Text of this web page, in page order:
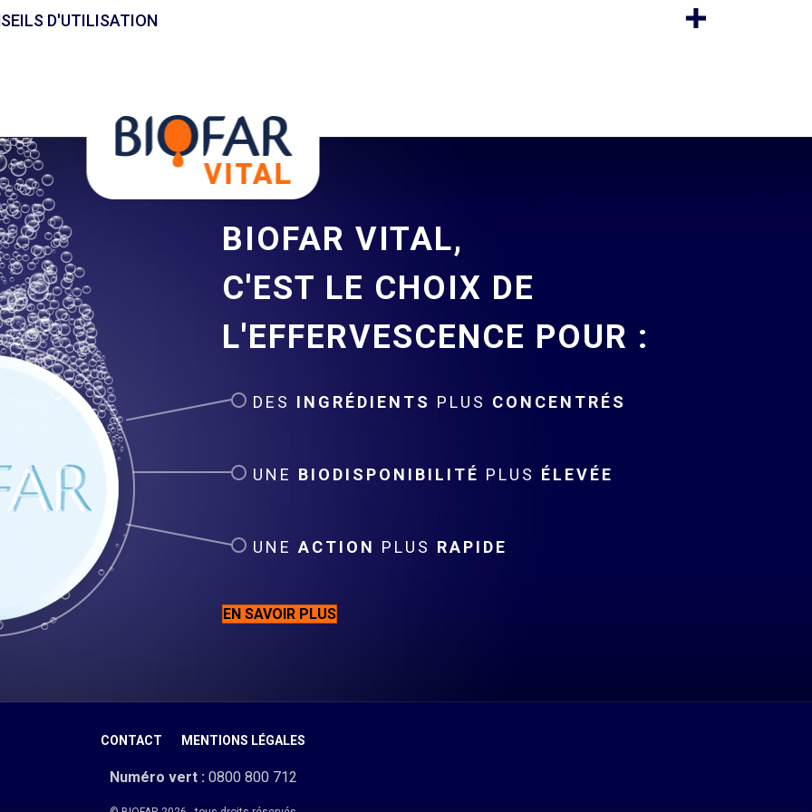
D'UTILISATION
BIOFAR VITAL,
C'EST LE CHOIX DE
L'EFFERVESCENCE POUR :
DES INGRÉDIENTS PLUS CONCENTRÉS
UNE BIODISPONIBILITÉ PLUS ÉLEVÉE
UNE ACTION PLUS RAPIDE
EN SAVOIR PLUS
CONTACT MENTIONS LÉGALES
Numéro vert : 0800 800 712